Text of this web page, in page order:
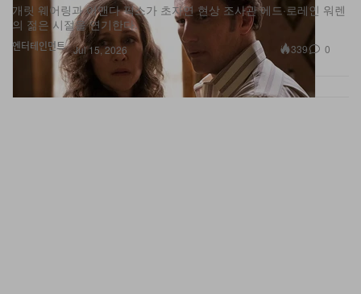
엔터테인먼트
개릿 웨어링과 어맨다 픽스가 초자연 현상 조사관 에드·로레인 워렌
의 젊은 시절을 연기한다.
Jul 15, 2026 339 0